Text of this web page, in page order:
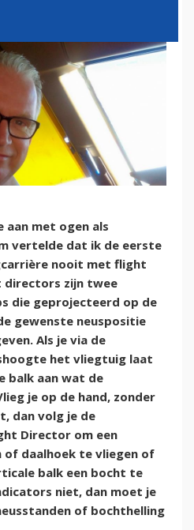
aan met ogen als
vertelde dat ik de eerste
nooit met flight
directors zijn twee
die geprojecteerd op de
gewenste neuspositie
Als je via de
het vliegtuig laat
balk aan wat de
je op de hand, zonder
dan volg je de
Director om een
of daalhoek te vliegen of
balk een bocht te
niet, dan moet je
of bochthelling